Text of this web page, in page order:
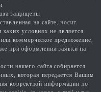
защищены
на сайте, носит
условиях не является
коммерческое предложение,
при оформлении заявки на
нашего сайта собирается
которая передается Вашим
корректной информации по